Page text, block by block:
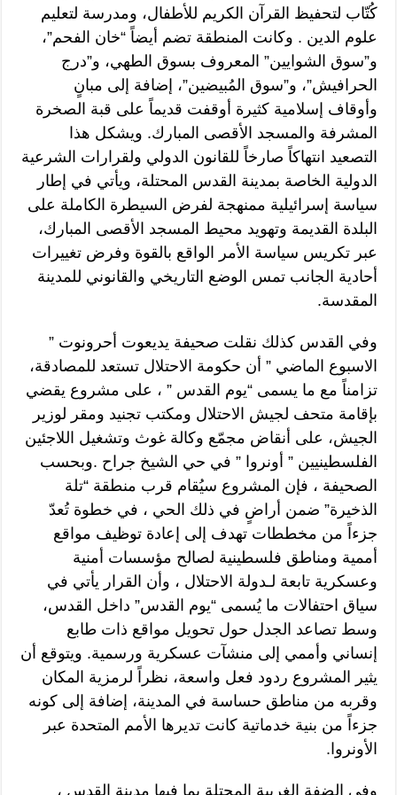
كُتّاب لتحفيظ القرآن الكريم للأطفال، ومدرسة لتعليم
علوم الدين . وكانت المنطقة تضم أيضاً “خان الفحم”،
و”سوق الشوايين” المعروف بسوق الطهي، و”درج
الحرافيش”، و”سوق المُبيضين”، إضافة إلى مبانٍ
وأوقاف إسلامية كثيرة أوقفت قديماً على قبة الصخرة
المشرفة والمسجد الأقصى المبارك. ويشكل هذا
التصعيد انتهاكاً صارخاً للقانون الدولي ولقرارات الشرعية
الدولية الخاصة بمدينة القدس المحتلة، ويأتي في إطار
سياسة إسرائيلية ممنهجة لفرض السيطرة الكاملة على
البلدة القديمة وتهويد محيط المسجد الأقصى المبارك،
عبر تكريس سياسة الأمر الواقع بالقوة وفرض تغييرات
أحادية الجانب تمس الوضع التاريخي والقانوني للمدينة
المقدسة.
وفي القدس كذلك نقلت صحيفة يديعوت أحرونوت ”
الاسبوع الماضي ” أن حكومة الاحتلال تستعد للمصادقة،
تزامناً مع ما يسمى “يوم القدس ” ، على مشروع يقضي
بإقامة متحف لجيش الاحتلال ومكتب تجنيد ومقر لوزير
الجيش، على أنقاض مجمّع وكالة غوث وتشغيل اللاجئين
الفلسطينيين ” أونروا ” في حي الشيخ جراح .وبحسب
الصحيفة ، فإن المشروع سيُقام قرب منطقة “تلة
الذخيرة” ضمن أراضٍ في ذلك الحي ، في خطوة تُعدّ
جزءاً من مخططات تهدف إلى إعادة توظيف مواقع
أممية ومناطق فلسطينية لصالح مؤسسات أمنية
وعسكرية تابعة لـدولة الاحتلال ، وأن القرار يأتي في
سياق احتفالات ما يُسمى “يوم القدس” داخل القدس،
وسط تصاعد الجدل حول تحويل مواقع ذات طابع
إنساني وأممي إلى منشآت عسكرية ورسمية. ويتوقع أن
يثير المشروع ردود فعل واسعة، نظراً لرمزية المكان
وقربه من مناطق حساسة في المدينة، إضافة إلى كونه
جزءاً من بنية خدماتية كانت تديرها الأمم المتحدة عبر
الأونروا.
وفي الضفة الغربية المحتلة بما فيها مدينة القدس ،